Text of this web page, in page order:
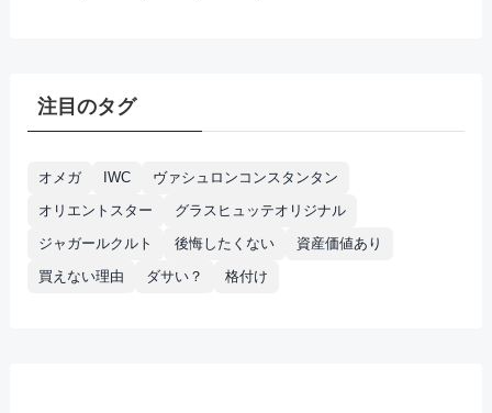
注目のタグ
オメガ IWC
ヴァシュロンコンスタンタン
オリエントスター
グラスヒュッテオリジナル
ジャガールクルト
後悔したくない
資産価値あり
買えない理由
ダサい？ 格付け